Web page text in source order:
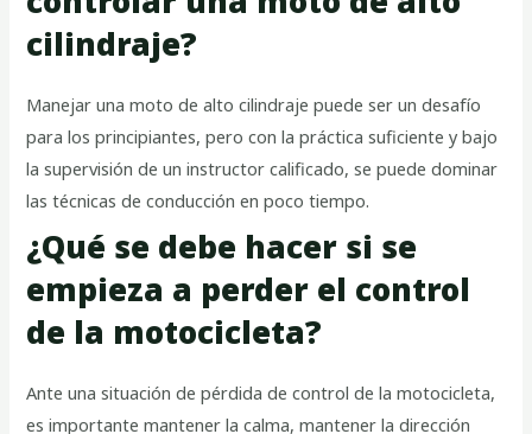
cilindraje?
Manejar una moto de alto cilindraje puede ser un desafío
para los principiantes, pero con la práctica suficiente y bajo
la supervisión de un instructor calificado, se puede dominar
las técnicas de conducción en poco tiempo.
¿Qué se debe hacer si se
empieza a perder el control
de la motocicleta?
Ante una situación de pérdida de control de la motocicleta,
es importante mantener la calma, mantener la dirección